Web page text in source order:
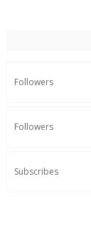
Followers
Followers
Subscribes